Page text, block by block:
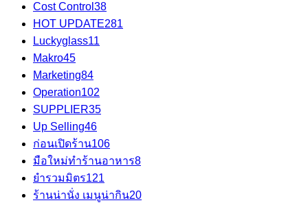
Cost Control 38
HOT UPDATE281
Luckyglass11
Makro45
Marketing84
Operation102
SUPPLIER35
Up Selling46
ก่อนเปิดร้าน106
มือใหม่ทำร้านอาหาร8
ยำรวมมิตร121
ร้านน่านั่ง เมนูน่ากิน20